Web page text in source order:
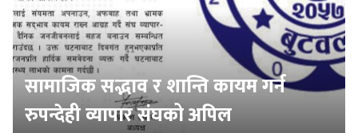
सामाजिक सद्भाव र शान्ति कायम गर्न
रुपन्देही व्यापार संघको अपिल